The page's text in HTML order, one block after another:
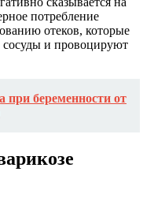
потребление
отеков, которые
сосуды и провоцируют
при беременности от